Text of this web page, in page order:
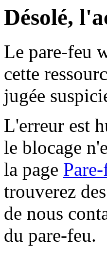
Désolé,
Le pare-feu
cette
jugée
L'erreur est
le blocage
la page
trouverez
de nous
du pare-feu.